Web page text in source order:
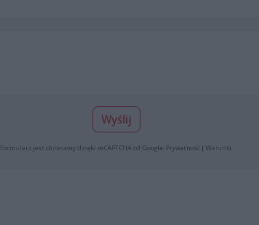
Wyślij
Formularz jest chroniony dzięki reCAPTCHA od Google: Prywatność| Warunki